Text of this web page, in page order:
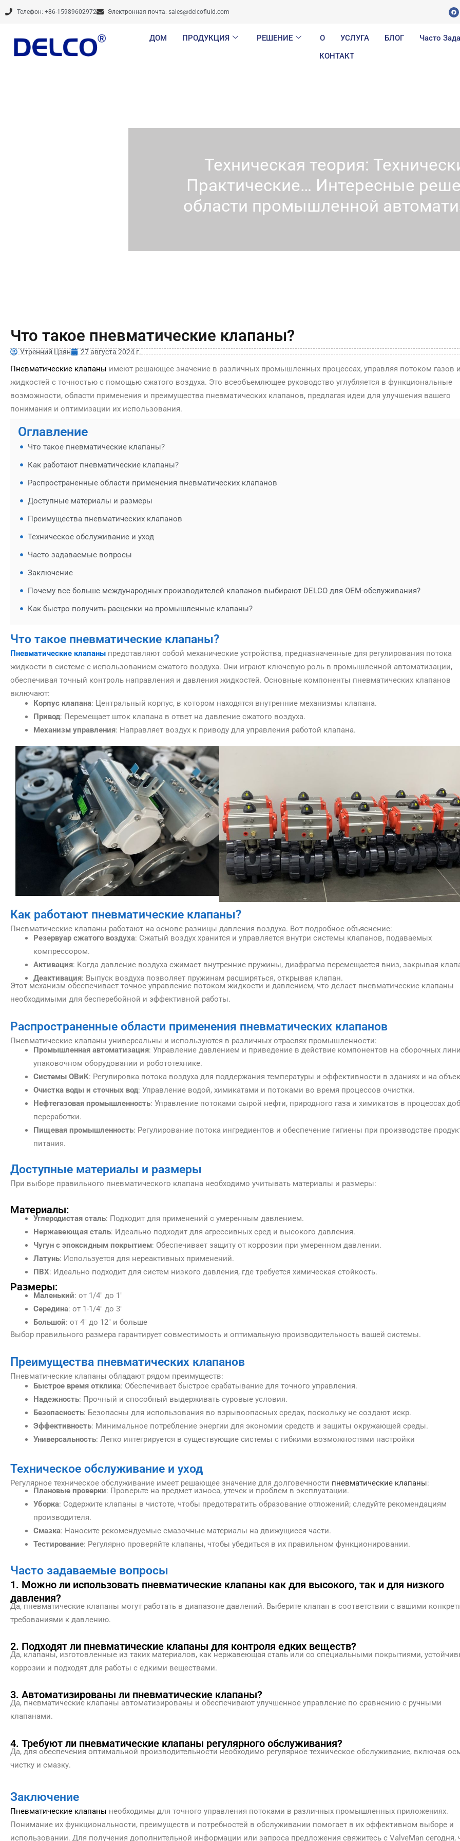
Перейти
Телефон: +86-15989602972 Электронная почта: sales@delcofluid.com
Ф
е
й
к
ДОМ ПРОДУКЦИЯ РЕШЕНИЕ О УСЛУГА БЛОГ
Часто
КОНТАКТ
Техническая теория:
Практические… Интересные
области промышленной
Что такое пневматические клапаны?
Утренний Цзян 27 августа 2024 г.
Пневматические клапаны имеют решающее значение в различных промышленных процессах, управляя потоком газов и
жидкостей с точностью с помощью сжатого воздуха. Это всеобъемлющее руководство углубляется в функциональные
возможности, области применения и преимущества пневматических клапанов, предлагая идеи для улучшения вашего
понимания и оптимизации их использования.
Оглавление
Что такое пневматические клапаны?
Как работают пневматические клапаны?
Распространенные области применения пневматических клапанов
Доступные материалы и размеры
Преимущества пневматических клапанов
Техническое обслуживание и уход
Часто задаваемые вопросы
Заключение
Почему все больше международных производителей клапанов выбирают DELCO для OEM-обслуживания?
Как быстро получить расценки на промышленные клапаны?
Что такое пневматические клапаны?
Пневматические клапаны представляют собой механические устройства, предназначенные для регулирования потока
жидкости в системе с использованием сжатого воздуха. Они играют ключевую роль в промышленной автоматизации,
обеспечивая точный контроль направления и давления жидкостей. Основные компоненты пневматических клапанов
включают:
Корпус клапана: Центральный корпус, в котором находятся внутренние механизмы клапана.
Привод: Перемещает шток клапана в ответ на давление сжатого воздуха.
Механизм управления: Направляет воздух к приводу для управления работой клапана.
Как работают пневматические клапаны?
Пневматические клапаны работают на основе разницы давления воздуха. Вот подробное объяснение:
Резервуар сжатого воздуха: Сжатый воздух хранится и управляется внутри системы клапанов, подаваемых
компрессором.
Активация: Когда давление воздуха сжимает внутренние пружины, диафрагма перемещается вниз, закрывая
Деактивация: Выпуск воздуха позволяет пружинам расширяться, открывая клапан.
Этот механизм обеспечивает точное управление потоком жидкости и давлением, что делает пневматические клапаны
необходимыми для бесперебойной и эффективной работы.
Распространенные области применения пневматических клапанов
Пневматические клапаны универсальны и используются в различных отраслях промышленности:
Промышленная автоматизация: Управление давлением и приведение в действие компонентов на сборочных
упаковочном оборудовании и робототехнике.
Системы ОВиК: Регулировка потока воздуха для поддержания температуры и эффективности в зданиях и на
Очистка воды и сточных вод: Управление водой, химикатами и потоками во время процессов очистки.
Нефтегазовая промышленность: Управление потоками сырой нефти, природного газа и химикатов в процессах
переработки.
Пищевая промышленность: Регулирование потока ингредиентов и обеспечение гигиены при производстве
питания.
Доступные материалы и размеры
При выборе правильного пневматического клапана необходимо учитывать материалы и размеры:
Материалы:
Углеродистая сталь: Подходит для применений с умеренным давлением.
Нержавеющая сталь: Идеально подходит для агрессивных сред и высокого давления.
Чугун с эпоксидным покрытием: Обеспечивает защиту от коррозии при умеренном давлении.
Латунь: Используется для нереактивных применений.
ПВХ: Идеально подходит для систем низкого давления, где требуется химическая стойкость.
Размеры:
Маленький: от 1/4″ до 1″
Середина: от 1-1/4″ до 3″
Большой: от 4″ до 12″ и больше
Выбор правильного размера гарантирует совместимость и оптимальную производительность вашей системы.
Преимущества пневматических клапанов
Пневматические клапаны обладают рядом преимуществ:
Быстрое время отклика: Обеспечивает быстрое срабатывание для точного управления.
Надежность: Прочный и способный выдерживать суровые условия.
Безопасность: Безопасны для использования во взрывоопасных средах, поскольку не создают искр.
Эффективность: Минимальное потребление энергии для экономии средств и защиты окружающей среды.
Универсальность: Легко интегрируется в существующие системы с гибкими возможностями настройки
Техническое обслуживание и уход
Регулярное техническое обслуживание имеет решающее значение для долговечности пневматические клапаны:
Плановые проверки: Проверьте на предмет износа, утечек и проблем в эксплуатации.
Уборка: Содержите клапаны в чистоте, чтобы предотвратить образование отложений; следуйте рекомендациям
производителя.
Смазка: Наносите рекомендуемые смазочные материалы на движущиеся части.
Тестирование: Регулярно проверяйте клапаны, чтобы убедиться в их правильном функционировании.
Часто задаваемые вопросы
1. Можно ли использовать пневматические клапаны как для высокого, так и для низкого
давления?
Да, пневматические клапаны могут работать в диапазоне давлений. Выберите клапан в соответствии с вашими
требованиями к давлению.
2. Подходят ли пневматические клапаны для контроля едких веществ?
Да, клапаны, изготовленные из таких материалов, как нержавеющая сталь или со специальными покрытиями,
коррозии и подходят для работы с едкими веществами.
3. Автоматизированы ли пневматические клапаны?
Да, пневматические клапаны автоматизированы и обеспечивают улучшенное управление по сравнению с ручными
клапанами.
4. Требуют ли пневматические клапаны регулярного обслуживания?
Да, для обеспечения оптимальной производительности необходимо регулярное техническое обслуживание, включая
чистку и смазку.
Заключение
Пневматические клапаны необходимы для точного управления потоками в различных промышленных приложениях.
Понимание их функциональности, преимуществ и потребностей в обслуживании помогает в их эффективном выборе и
использовании. Для получения дополнительной информации или запроса предложения свяжитесь с ValveMan сегодня,